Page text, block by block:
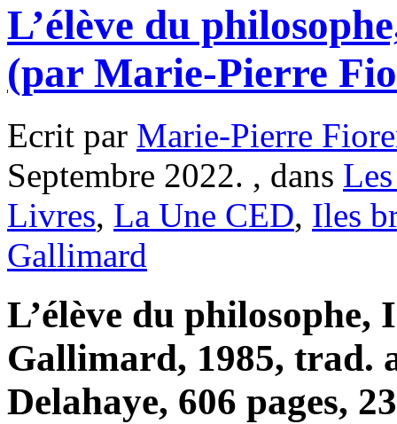
L’élève du
(par Marie-Pierre
Ecrit par Marie-Pierre
Septembre 2022. , dans
Livres, La Une CED, Iles
Gallimard
L’élève du
Gallimard, 1985, trad.
Delahaye, 606 pages,